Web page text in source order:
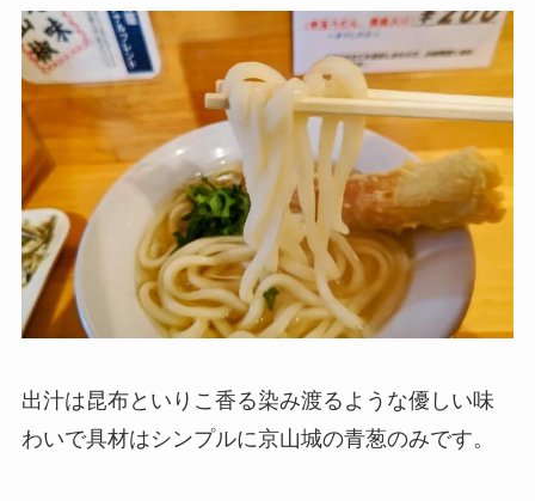
出汁は昆布といりこ香る染み渡るような優しい味
わいで具材はシンプルに京山城の青葱のみです。